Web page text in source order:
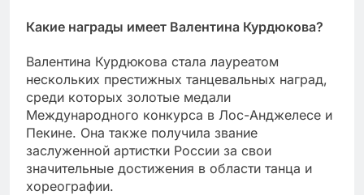
Какие награды имеет Валентина Курдюкова?
Валентина Курдюкова стала лауреатом
нескольких престижных танцевальных наград,
среди которых золотые медали
Международного конкурса в Лос-Анджелесе и
Пекине. Она также получила звание
заслуженной артистки России за свои
значительные достижения в области танца и
хореографии.